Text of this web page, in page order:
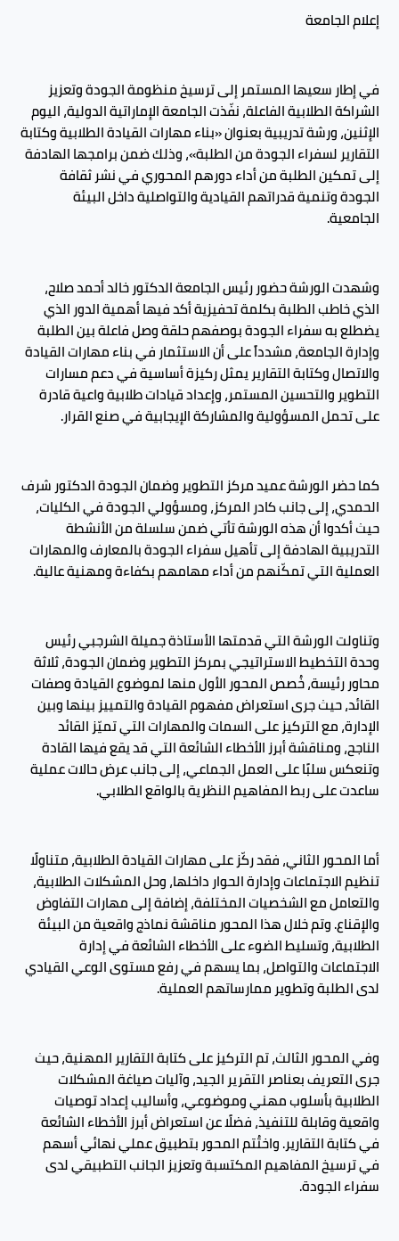
إعلام الجامعة
في إطار سعيها المستمر إلى ترسيخ منظومة الجودة وتعزيز
الشراكة الطلابية الفاعلة، نفّذت الجامعة الإماراتية الدولية، اليوم
الإثنين، ورشة تدريبية بعنوان «بناء مهارات القيادة الطلابية وكتابة
التقارير لسفراء الجودة من الطلبة»، وذلك ضمن برامجها الهادفة
إلى تمكين الطلبة من أداء دورهم المحوري في نشر ثقافة
الجودة وتنمية قدراتهم القيادية والتواصلية داخل البيئة
الجامعية.
وشهدت الورشة حضور رئيس الجامعة الدكتور خالد أحمد صلاح،
الذي خاطب الطلبة بكلمة تحفيزية أكد فيها أهمية الدور الذي
يضطلع به سفراء الجودة بوصفهم حلقة وصل فاعلة بين الطلبة
وإدارة الجامعة، مشدداً على أن الاستثمار في بناء مهارات القيادة
والاتصال وكتابة التقارير يمثل ركيزة أساسية في دعم مسارات
التطوير والتحسين المستمر، وإعداد قيادات طلابية واعية قادرة
على تحمل المسؤولية والمشاركة الإيجابية في صنع القرار.
كما حضر الورشة عميد مركز التطوير وضمان الجودة الدكتور شرف
الحمدي، إلى جانب كادر المركز، ومسؤولي الجودة في الكليات،
حيث أكدوا أن هذه الورشة تأتي ضمن سلسلة من الأنشطة
التدريبية الهادفة إلى تأهيل سفراء الجودة بالمعارف والمهارات
العملية التي تمكّنهم من أداء مهامهم بكفاءة ومهنية عالية.
وتناولت الورشة التي قدمتها الأستاذة جميلة الشرجبي رئيس
وحدة التخطيط الاستراتيجي بمركز التطوير وضمان الجودة، ثلاثة
محاور رئيسة، خُصص المحور الأول منها لموضوع القيادة وصفات
القائد، حيث جرى استعراض مفهوم القيادة والتمييز بينها وبين
الإدارة، مع التركيز على السمات والمهارات التي تميّز القائد
الناجح، ومناقشة أبرز الأخطاء الشائعة التي قد يقع فيها القادة
وتنعكس سلبًا على العمل الجماعي، إلى جانب عرض حالات عملية
ساعدت على ربط المفاهيم النظرية بالواقع الطلابي.
أما المحور الثاني، فقد ركّز على مهارات القيادة الطلابية، متناولًا
تنظيم الاجتماعات وإدارة الحوار داخلها، وحل المشكلات الطلابية،
والتعامل مع الشخصيات المختلفة، إضافة إلى مهارات التفاوض
والإقناع. وتم خلال هذا المحور مناقشة نماذج واقعية من البيئة
الطلابية، وتسليط الضوء على الأخطاء الشائعة في إدارة
الاجتماعات والتواصل، بما يسهم في رفع مستوى الوعي القيادي
لدى الطلبة وتطوير ممارساتهم العملية.
وفي المحور الثالث، تم التركيز على كتابة التقارير المهنية، حيث
جرى التعريف بعناصر التقرير الجيد، وآليات صياغة المشكلات
الطلابية بأسلوب مهني وموضوعي، وأساليب إعداد توصيات
واقعية وقابلة للتنفيذ، فضلًا عن استعراض أبرز الأخطاء الشائعة
في كتابة التقارير. واختُتم المحور بتطبيق عملي نهائي أسهم
في ترسيخ المفاهيم المكتسبة وتعزيز الجانب التطبيقي لدى
سفراء الجودة.